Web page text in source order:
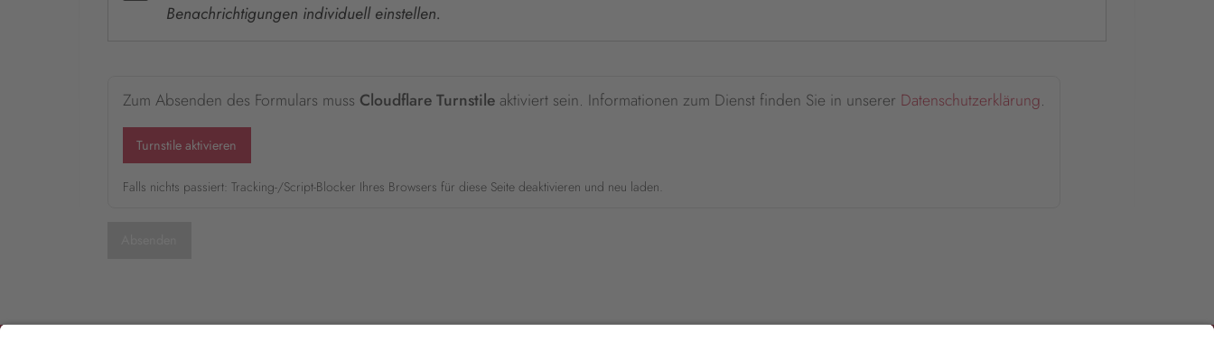
Benachrichtigungen individuell einstellen.
Zum Absenden des Formulars muss Cloudflare Turnstile aktiviert sein. Informationen zum Dienst finden Sie in unserer Datenschutzerklärung.
Turnstile aktivieren
Falls nichts passiert: Tracking-/Script-Blocker Ihres Browsers für diese Seite deaktivieren und neu laden.